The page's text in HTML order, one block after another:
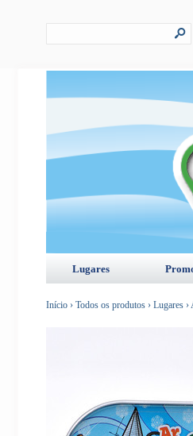
s
Lugares
Início › Todos os produtos › Lugares ›